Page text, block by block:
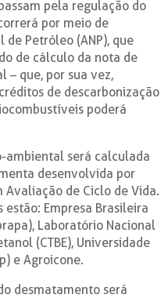
pela regulação do
por meio de
de Petróleo (ANP), que
de cálculo da nota de
– que, por sua vez,
de descarbonização
poderá
ambiental será calculada
desenvolvida por
Avaliação de Ciclo de Vida.
Empresa Brasileira
Laboratório Nacional
(CTBE), Universidade
e Agroicone.
desmatamento será